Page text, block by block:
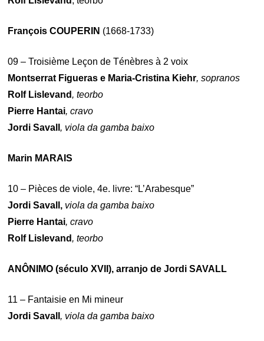
François COUPERIN (1668-1733)
09 – Troisième Leçon de Ténèbres à 2 voix
Montserrat Figueras e Maria-Cristina Kiehr, sopranos
Rolf Lislevand, teorbo
Pierre Hantai, cravo
Jordi Savall, viola da gamba baixo
Marin MARAIS
10 – Pièces de viole, 4e. livre: “L’Arabesque”
Jordi Savall, viola da gamba baixo
Pierre Hantai, cravo
Rolf Lislevand, teorbo
ANÔNIMO (século XVII), arranjo de Jordi SAVALL
11 – Fantaisie en Mi mineur
Jordi Savall, viola da gamba baixo